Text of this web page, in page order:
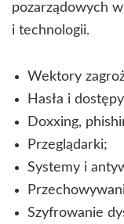
pozarządowych
i technologii.
Wektory
Hasła i
Doxxing,
Przeglądarki;
Systemy i
Szyfrowanie